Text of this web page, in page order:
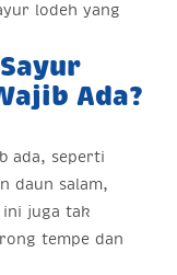
lodeh yang
Ada?
ada, seperti
daun salam,
ini juga tak
tempe dan